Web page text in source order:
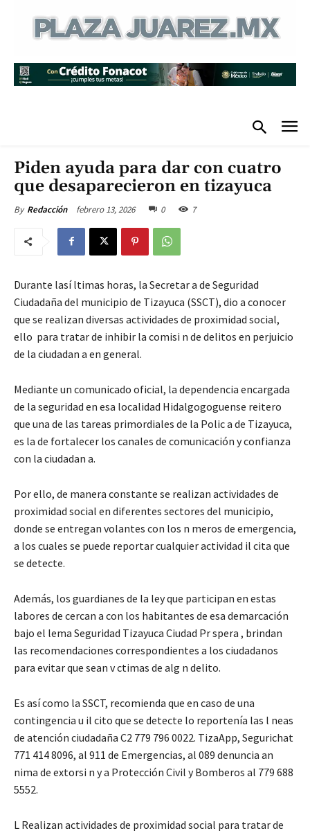
Piden ayuda para dar con cuatro
que desaparecieron en tizayuca
By Redacción febrero 13, 2026 0 7
Durante lasí ltimas horas, la Secretar a de Seguridad
Ciudadaña del municipio de Tizayuca (SSCT), dio a conocer
que se realizan diversas actividades de proximidad social,
ello para tratar de inhibir la comisi n de delitos en perjuicio
de la ciudadan a en general.
Mediante un comunicado oficial, la dependencia encargada
de la seguridad en esa localidad Hidalgogoguense reitero
que una de las tareas primordiales de la Polic a de Tizayuca,
es la de fortalecer los canales de comunicación y confianza
con la ciudadan a.
Por ello, de manera constante se realizan actividades de
proximidad social en diferentes sectores del municipio,
donde se entregan volantes con los n meros de emergencia,
a los cuales se puede reportar cualquier actividad il cita que
se detecte.
Además, los guardianes de la ley que participan en estas
labores de cercan a con los habitantes de esa demarcación
bajo el lema Seguridad Tizayuca Ciudad Pr spera , brindan
las recomendaciones correspondientes a los ciudadanos
para evitar que sean v ctimas de alg n delito.
Es así como la SSCT, recomienda que en caso de una
contingencia u il cito que se detecte lo reportenía las l neas
de atención ciudadaña C2 779 796 0022. TizaApp, Segurichat
771 414 8096, al 911 de Emergencias, al 089 denuncia an
nima de extorsi n y a Protección Civil y Bomberos al 779 688
5552.
L Realizan actividades de proximidad social para tratar de